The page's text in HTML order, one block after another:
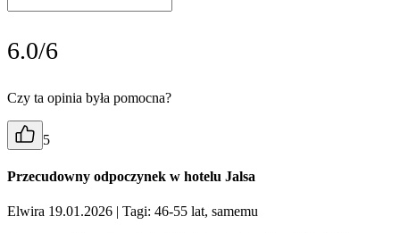
6.0/6
Czy ta opinia była pomocna?
5
Przecudowny odpoczynek w hotelu Jalsa
Elwira 19.01.2026 | Tagi: 46-55 lat, samemu